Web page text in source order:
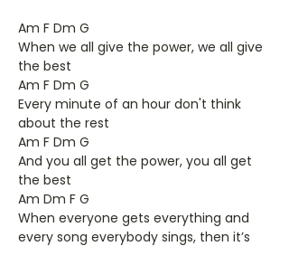
Am F Dm G
When we all give the power, we all give
the best
Am F Dm G
Every minute of an hour don't think
about the rest
Am F Dm G
And you all get the power, you all get
the best
Am Dm F G
When everyone gets everything and
every song everybody sings, then it’s